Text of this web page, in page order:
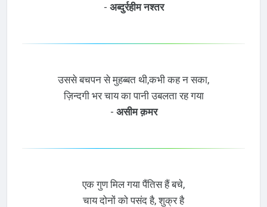
- अब्दुर्रहीम नश्तर
उससे बचपन से मुहब्बत थी,कभी कह न सका,
ज़िन्दगी भर चाय का पानी उबलता रह गया
- असीम क़मर
एक गुण मिल गया पैंतिस हैं बचे,
चाय दोनों को पसंद है, शुक्र है